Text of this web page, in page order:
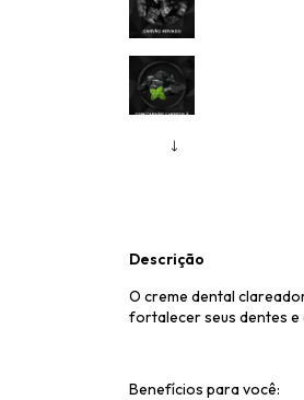
Descrição
O creme dental
fortalecer seus dentes
Benefícios para você: